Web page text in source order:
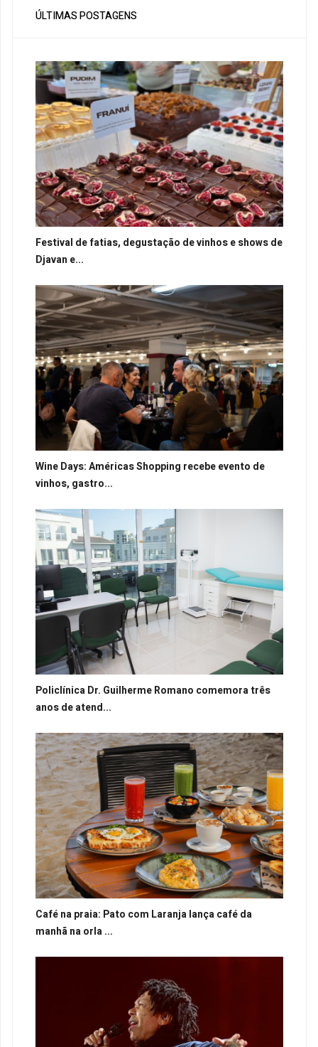
ÚLTIMAS POSTAGENS
Festival de fatias, degustação de vinhos e shows de
Djavan e...
Wine Days: Américas Shopping recebe evento de
vinhos, gastro...
Policlínica Dr. Guilherme Romano comemora três
anos de atend...
Café na praia: Pato com Laranja lança café da
manhã na orla ...